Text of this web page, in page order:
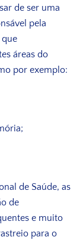
de ser uma
pela
áreas do
por exemplo:
de Saúde, as
de
e muito
para o